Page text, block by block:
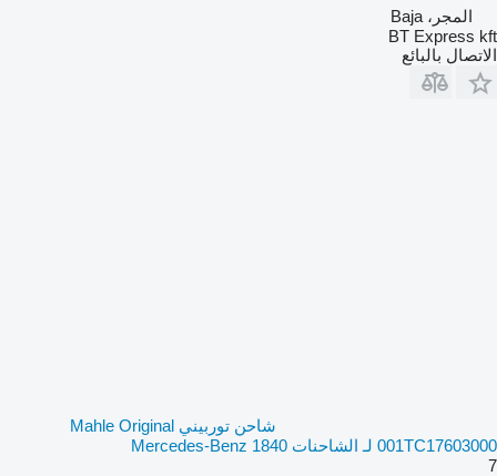
المجر، Baja
BT Express kft
الاتصال بالبائع
شاحن توربيني Mahle Original
001TC17603000 لـ الشاحنات Mercedes-Benz 1840
7